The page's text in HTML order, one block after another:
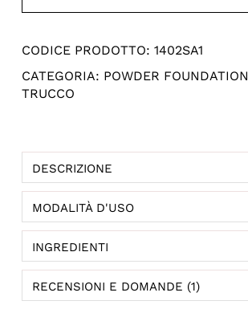
CODICE PRODOTTO: 1402SA1
CATEGORIA: POWDER FOUNDATION
TRUCCO
DESCRIZIONE
MODALITÀ D'USO
INGREDIENTI
RECENSIONI E DOMANDE (1)